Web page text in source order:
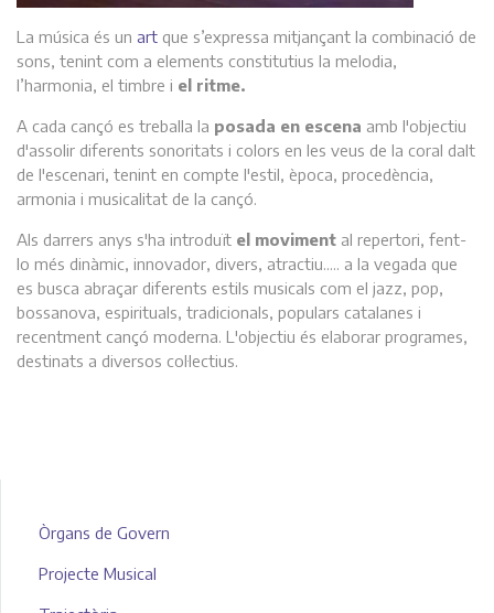
La música és un art que s’expressa mitjançant la combinació de
sons, tenint com a elements constitutius la melodia,
l’harmonia, el timbre i el ritme.
A cada cançó es treballa la posada en escena amb l'objectiu
d'assolir diferents sonoritats i colors en les veus de la coral dalt
de l'escenari, tenint en compte l'estil, època, procedència,
armonia i musicalitat de la cançó.
Als darrers anys s'ha introduït el moviment al repertori, fent-
lo més dinàmic, innovador, divers, atractiu..... a la vegada que
es busca abraçar diferents estils musicals com el jazz, pop,
bossanova, espirituals, tradicionals, populars catalanes i
recentment cançó moderna. L'objectiu és elaborar programes,
destinats a diversos col·lectius.
Òrgans de Govern
Projecte Musical